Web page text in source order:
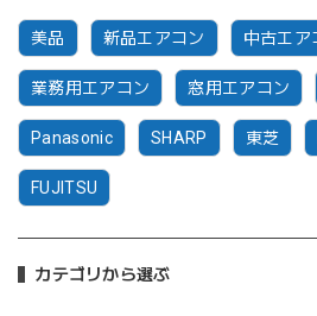
美品 新品エアコン 中古エア
業務用エアコン 窓用エアコン
Panasonic SHARP 東芝
FUJITSU
カテゴリから選ぶ